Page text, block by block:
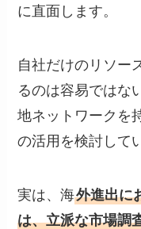
に直面します。
自社だけのリソー
るのは容易ではな
地ネットワークを
の活用を検討して
実は、海外進出に
は、立派な市場調